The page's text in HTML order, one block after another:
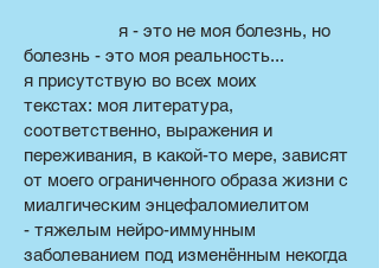
я - это не моя болезнь, но
болезнь - это моя реальность...
я присутствую во всех моих
текстах: моя литература,
соответственно, выражения и
переживания, в какой-то мере, зависят
от моего ограниченного образа жизни с
миалгическим энцефаломиелитом
- тяжелым нейро-иммунным
заболеванием под изменённым некогда